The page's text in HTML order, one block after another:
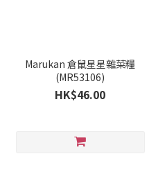
Marukan 倉鼠星星雜菜糧
(MR53106)
HK$46.00